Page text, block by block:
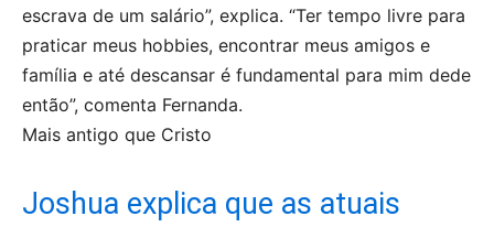
escrava de um salário”, explica. “Ter tempo livre para
praticar meus hobbies, encontrar meus amigos e
família e até descansar é fundamental para mim dede
então”, comenta Fernanda.
Mais antigo que Cristo
Joshua explica que as atuais